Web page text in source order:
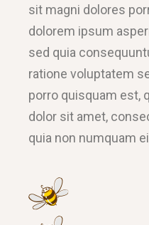
sit magni dolores
dolorem ipsum
sed quia
ratione voluptatem
porro quisquam est,
dolor sit amet,
quia non numquam